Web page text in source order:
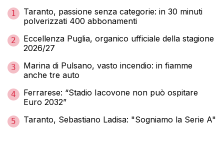
1
Taranto, passione senza categorie: in 30 minuti
polverizzati 400 abbonamenti
2
Eccellenza Puglia, organico ufficiale della stagione
2026/27
3
Marina di Pulsano, vasto incendio: in fiamme
anche tre auto
4
Ferrarese: “Stadio Iacovone non può ospitare
Euro 2032”
5 Taranto, Sebastiano Ladisa: "Sogniamo la Serie A"